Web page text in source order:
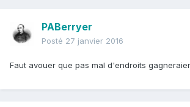
PABerryer
Posté 27 janvier 2016
Faut avouer que pas mal d'endroits